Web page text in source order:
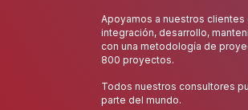
Apoyamos a nuestros
integración, desarrollo,
con una metodología de
800 proyectos.
Todos nuestros consultores
parte del mundo.